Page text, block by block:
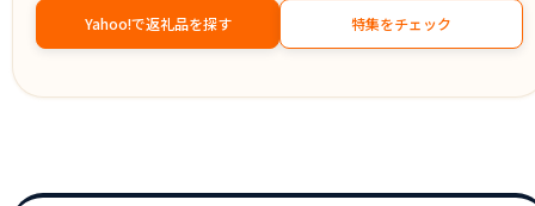
Yahoo!で返礼品を探す 特集をチェック